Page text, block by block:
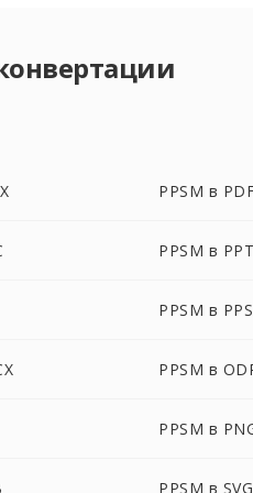
PPSM в
PPSM в
PPSM в
PPSM в
PPSM в
PPSM в SVG